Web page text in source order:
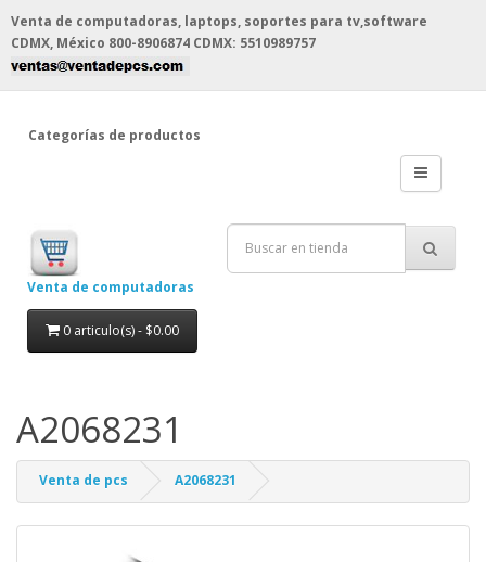
Venta de computadoras, laptops, soportes para tv,software
CDMX, México 800-8906874 CDMX: 5510989757
Categorías de productos
Venta de computadoras
0 articulo(s) - $0.00
A2068231
Venta de pcs A2068231